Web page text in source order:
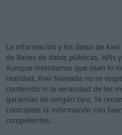
La información y los datos de
de Bases de datos públicas, APIs
Aunque intentamos que sean lo
realidad, Kiwi Nómada no se
contenido ni la veracidad de los
garantías de ningún tipo. Te
contrastes la información con
competentes.